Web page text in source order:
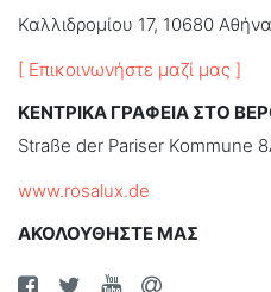
Καλλιδρομίου 17, 10680 Αθήνα
[ Επικοινωνήστε μαζί μας ]
ΚΕΝΤΡΙΚΑ ΓΡΑΦΕΙΑ ΣΤΟ
Straße der Pariser Kommune
www.rosalux.de
ΑΚΟΛΟΥΘΗΣΤΕ ΜΑΣ